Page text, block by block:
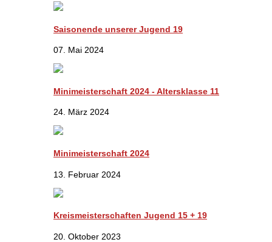
Saisonende unserer Jugend 19
07. Mai 2024
Minimeisterschaft 2024 - Altersklasse 11
24. März 2024
Minimeisterschaft 2024
13. Februar 2024
Kreismeisterschaften Jugend 15 + 19
20. Oktober 2023